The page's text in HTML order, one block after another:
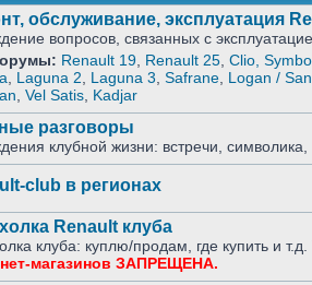
обслуживание, эксплуатация
вопросов, связанных с
Renault 19 Renault 25 Clio,
Laguna 2 Laguna 3 Safrane Logan /
Vel Satis Kadjar
разговоры
клубной жизни: встречи, символика,
club в регионах
Renault клуба
клуба: куплю/продам, где купить и
магазинов ЗАПРЕЩЕНА.